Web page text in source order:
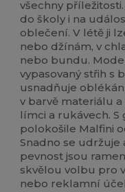
všechny
do školy i na
oblečení. V létě ji
nebo džínám, v
nebo bundu.
vypasovaný střih s
usnadňuje
v barvě materiálu
límci a rukávech. S
polokošile Malfini
Snadno se udržuje
pevnost jsou
skvělou volbu pro
nebo reklamní